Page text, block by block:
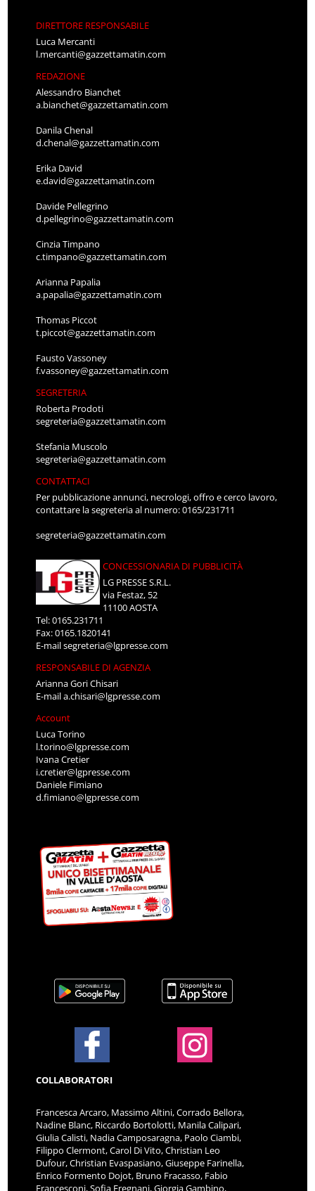
DIRETTORE RESPONSABILE
Luca Mercanti
l.mercanti@gazzettamatin.com
REDAZIONE
Alessandro Bianchet
a.bianchet@gazzettamatin.com
Danila Chenal
d.chenal@gazzettamatin.com
Erika David
e.david@gazzettamatin.com
Davide Pellegrino
d.pellegrino@gazzettamatin.com
Cinzia Timpano
c.timpano@gazzettamatin.com
Arianna Papalia
a.papalia@gazzettamatin.com
Thomas Piccot
t.piccot@gazzettamatin.com
Fausto Vassoney
f.vassoney@gazzettamatin.com
SEGRETERIA
Roberta Prodoti
segreteria@gazzettamatin.com
Stefania Muscolo
segreteria@gazzettamatin.com
CONTATTACI
Per pubblicazione annunci, necrologi, offro e cerco lavoro,
contattare la segreteria al numero: 0165/231711
segreteria@gazzettamatin.com
CONCESSIONARIA DI PUBBLICITÀ
LG PRESSE S.R.L.
via Festaz, 52
11100 AOSTA
Tel: 0165.231711
Fax: 0165.1820141
E-mailsegreteria@lgpresse.com
RESPONSABILE DI AGENZIA
Arianna Gori Chisari
E-maila.chisari@lgpresse.com
Account
Luca Torino
l.torino@lgpresse.com
Ivana Cretier
i.cretier@lgpresse.com
Daniele Fimiano
d.fimiano@lgpresse.com
COLLABORATORI
Francesca Arcaro, Massimo Altini, Corrado Bellora,
Nadine Blanc, Riccardo Bortolotti, Manila Calipari,
Giulia Calisti, Nadia Camposaragna, Paolo Ciambi,
Filippo Clermont, Carol Di Vito, Christian Leo
Dufour, Christian Evaspasiano, Giuseppe Farinella,
Enrico Formento Dojot, Bruno Fracasso, Fabio